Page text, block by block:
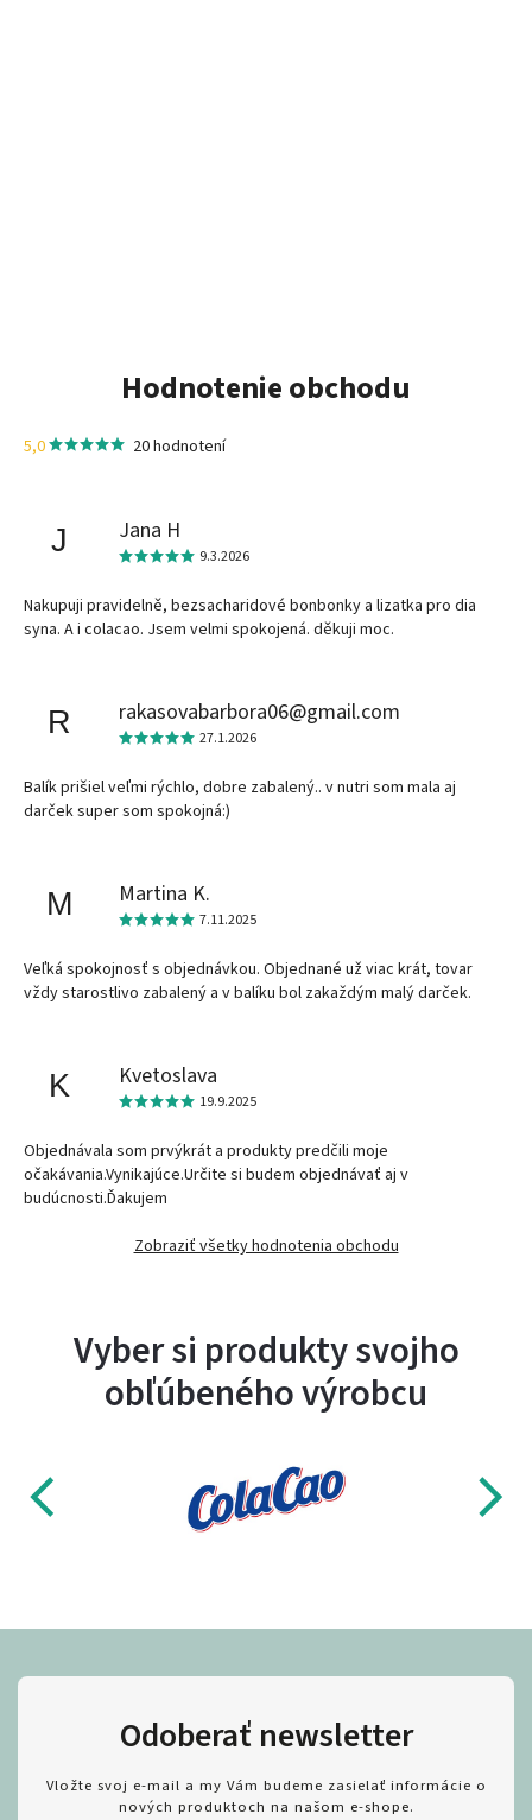
Hodnotenie obchodu
5,0 20 hodnotení
J Jana H
9.3.2026
Nakupuji pravidelně, bezsacharidové bonbonky a lizatka pro dia
syna. A i colacao. Jsem velmi spokojená. děkuji moc.
R rakasovabarbora06@gmail.com
27.1.2026
Balík prišiel veľmi rýchlo, dobre zabalený.. v nutri som mala aj
darček super som spokojná:)
M Martina K.
7.11.2025
Veľká spokojnosť s objednávkou. Objednané už viac krát, tovar
vždy starostlivo zabalený a v balíku bol zakaždým malý darček.
K Kvetoslava
19.9.2025
Objednávala som prvýkrát a produkty predčili moje
očakávania.Vynikajúce.Určite si budem objednávať aj v
budúcnosti.Ďakujem
Zobraziť všetky hodnotenia obchodu
Vyber si produkty svojho
obľúbeného výrobcu
Odoberať newsletter
Vložte svoj e-mail a my Vám budeme zasielať informácie o
nových produktoch na našom e-shope.